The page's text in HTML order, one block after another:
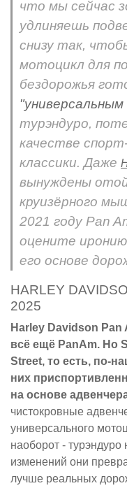
что мы сейчас
удлиняешь
снизу так,
мотоцикл для
бездорожья
турэндуро,
качестве
классики. Даже
вынуждены
круизёрного
2021 году Pan
оцените
его основе
HARLEY
2025
Harley Davidson Pan
всё ещё PanAm. Но
Street, то есть, по-
них
на основе
чистокровные
универсального
наоборот - турэндуро
изменений они
лучше реальных